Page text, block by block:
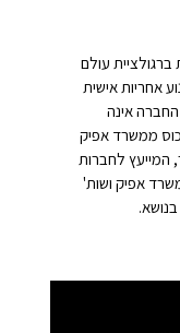
עולם
אחריות אישית
אינה
ממשרד אפיק
המייעץ לחברות
אפיק ושות'
בנושא.